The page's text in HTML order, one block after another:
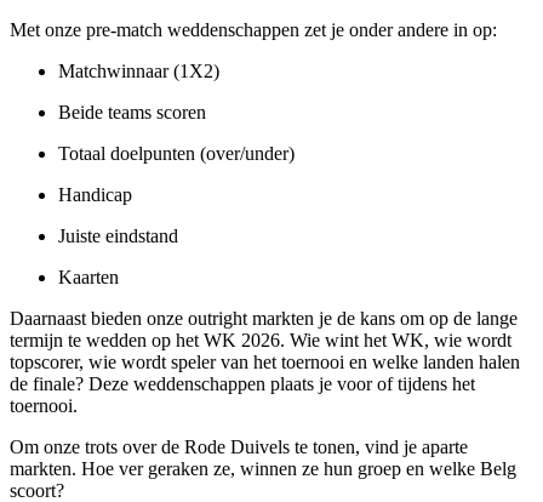
Met onze pre-match weddenschappen zet je onder andere in op:
Matchwinnaar (1X2)
Beide teams scoren
Totaal doelpunten (over/under)
Handicap
Juiste eindstand
Kaarten
Daarnaast bieden onze outright markten je de kans om op de lange
termijn te wedden op het WK 2026. Wie wint het WK, wie wordt
topscorer, wie wordt speler van het toernooi en welke landen halen
de finale? Deze weddenschappen plaats je voor of tijdens het
toernooi.
Om onze trots over de Rode Duivels te tonen, vind je aparte
markten. Hoe ver geraken ze, winnen ze hun groep en welke Belg
scoort?